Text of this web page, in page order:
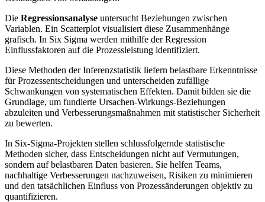
Die Regressionsanalyse untersucht Beziehungen zwischen
Variablen. Ein Scatterplot visualisiert diese Zusammenhänge
grafisch. In Six Sigma werden mithilfe der Regression
Einflussfaktoren auf die Prozessleistung identifiziert.
Diese Methoden der Inferenzstatistik liefern belastbare Erkenntnisse
für Prozessentscheidungen und unterscheiden zufällige
Schwankungen von systematischen Effekten. Damit bilden sie die
Grundlage, um fundierte Ursachen-Wirkungs-Beziehungen
abzuleiten und Verbesserungsmaßnahmen mit statistischer Sicherheit
zu bewerten.
In Six-Sigma-Projekten stellen schlussfolgernde statistische
Methoden sicher, dass Entscheidungen nicht auf Vermutungen,
sondern auf belastbaren Daten basieren. Sie helfen Teams,
nachhaltige Verbesserungen nachzuweisen, Risiken zu minimieren
und den tatsächlichen Einfluss von Prozessänderungen objektiv zu
quantifizieren.